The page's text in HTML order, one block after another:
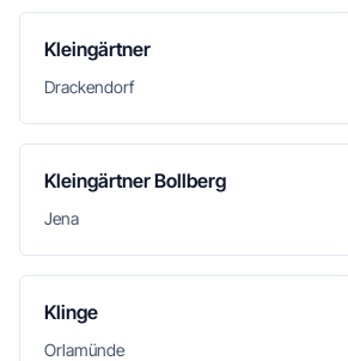
Kleingärtner
Drackendorf
Kleingärtner Bollberg
Jena
Klinge
Orlamünde